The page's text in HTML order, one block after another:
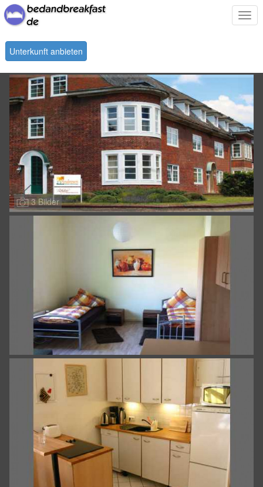
Unterkunft anbieten
3 Bilder